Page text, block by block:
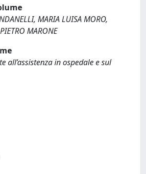
MARIA LUISA MORO,
MARONE
all’assistenza in ospedale e sul